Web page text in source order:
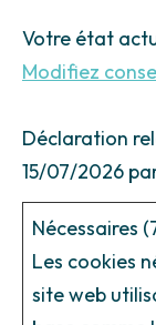
Votre état
Modifiez
Déclaration
15/07/2026
Nécessaires
Les cookies
site web